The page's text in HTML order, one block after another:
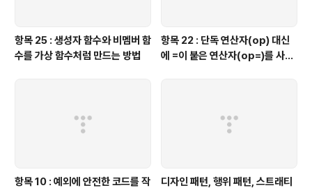
항목 25 : 생성자 함수와 비멤버 함
수를 가상 함수처럼 만드는 방법
항목 22 : 단독 연산자(op) 대신
에 =이 붙은 연산자(op=)를 사용
항목 10 : 예외에 안전한 코드를 작 디자인 패턴, 행위 패턴, 스트래티